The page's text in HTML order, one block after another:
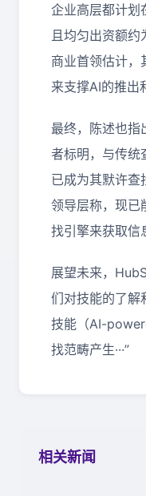
企业高层都计划
且均匀出资额
商业首领估计，
来支撑AI的推出
最终，陈述也指
者标明，与传统
已成为其默许查
领导层称，现已
找引擎来获取信
展望未来，
们对技能的了解
技能（AI-
找范畴产生···”
相关新闻